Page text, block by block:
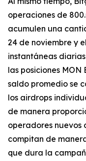
operaciones de
acumulen una
24 de noviembre y
instantáneas
las posiciones MON
saldo promedio se
los airdrops
de manera
operadores nuevos
compitan de
que dura la